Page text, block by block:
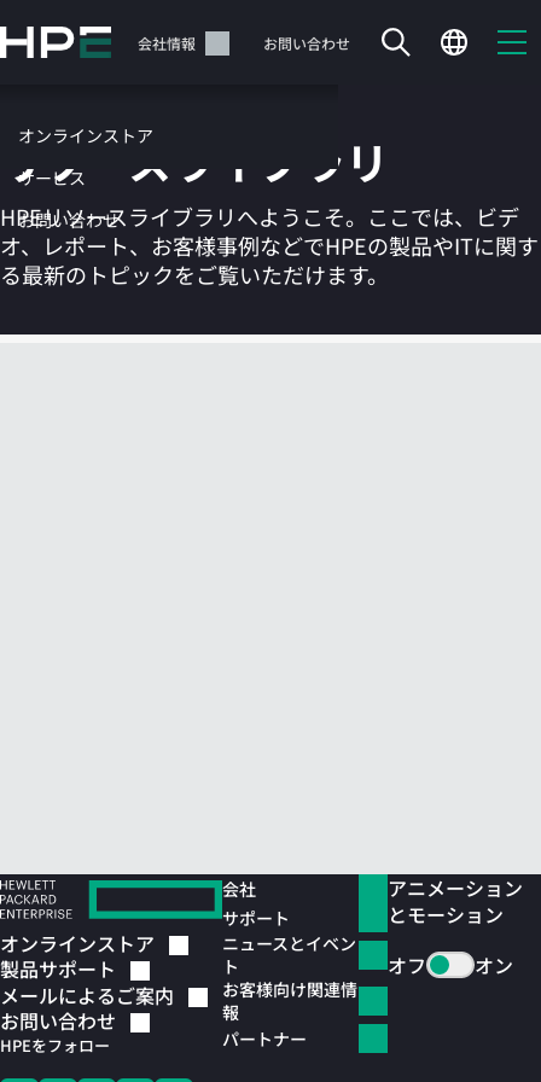
イ
テ
ツ
に
ス
ッ
サポート 会社情報 お問い合わせ
オンラインストア
サービス
お問い合わせ
カートは空です
リソースライブラリ
HPEリソースライブラリへようこそ。ここでは、ビデ
オ、レポート、お客様事例などでHPEの製品やITに関す
る最新のトピックをご覧いただけます。
オンラインストア
製品サポート
メールによるご案内
お問い合わせ
HPEをフォロー
会社
サポート
ニュースとイベン
ト
お客様向け関連情
報
パートナー
アニメーション
とモーション
オフ
オン